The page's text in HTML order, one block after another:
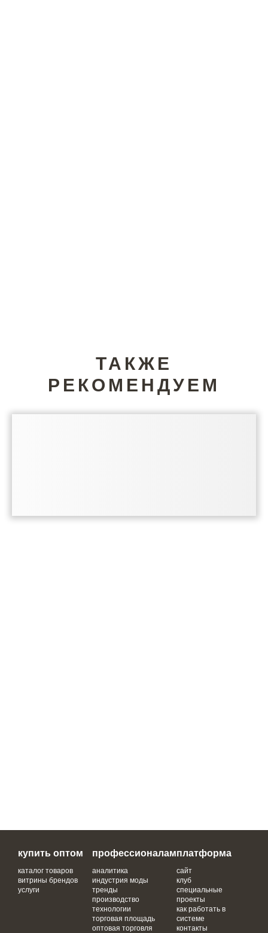
ТАКЖЕ
РЕКОМЕНДУЕМ
купить оптом
каталог товаров
витрины брендов
услуги
профессионалам
аналитика
индустрия моды
тренды
производство
технологии
торговая площадь
оптовая торговля
платформа
сайт
клуб
специальные
проекты
как работать в
системе
контакты